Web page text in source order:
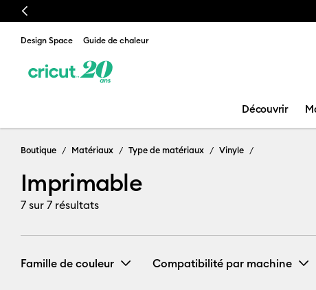
Previous
Design Space Guide de chaleur
Découvrir
Boutique Matériaux Type de matériaux Vinyle
Imprimable
7 sur 7 résultats
Famille de couleur Compatibilité par machine